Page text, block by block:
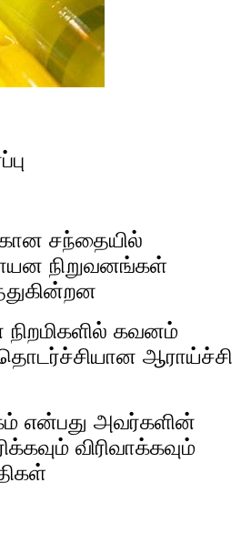
சந்தையில்
நிறுவனங்கள்
கவனம்
தொடர்ச்சியான ஆராய்ச்சி
என்பது அவர்களின்
விரிவாக்கவும்